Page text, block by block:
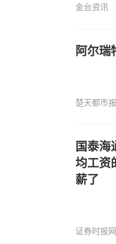
金台资讯
阿尔瑞
楚天都市报
国泰海
均工资
薪了
证券时报网